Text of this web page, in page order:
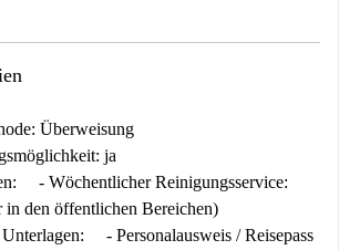
Überweisung
ja
- Wöchentlicher Reinigungsservice:
in den öffentlichen Bereichen)
- Personalausweis / Reisepass